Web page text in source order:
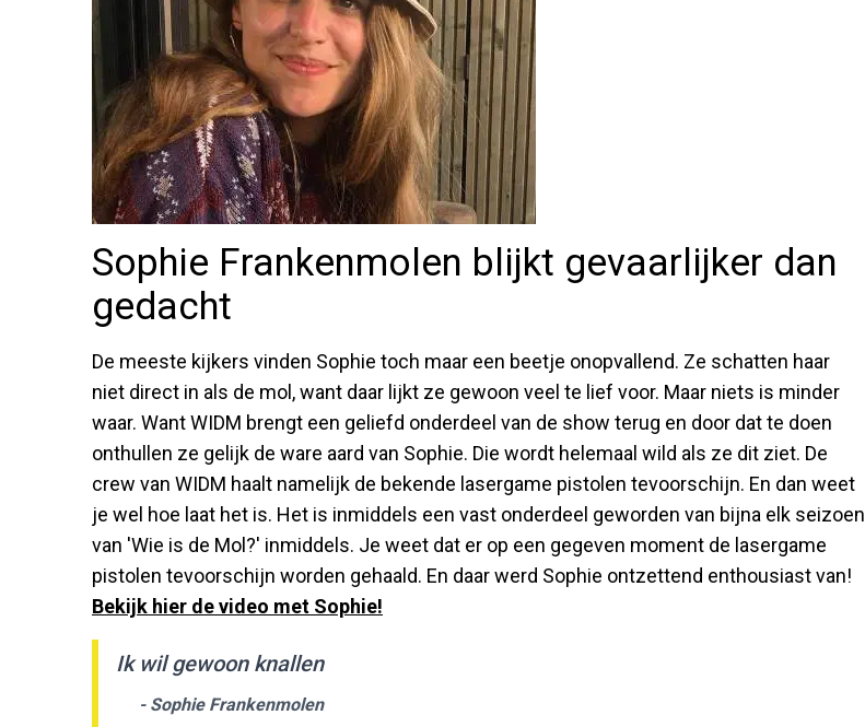
Sophie Frankenmolen blijkt gevaarlijker dan
gedacht
De meeste kijkers vinden Sophie toch maar een beetje onopvallend. Ze schatten haar
niet direct in als de mol, want daar lijkt ze gewoon veel te lief voor. Maar niets is minder
waar. Want WIDM brengt een geliefd onderdeel van de show terug en door dat te doen
onthullen ze gelijk de ware aard van Sophie. Die wordt helemaal wild als ze dit ziet. De
crew van WIDM haalt namelijk de bekende lasergame pistolen tevoorschijn. En dan weet
je wel hoe laat het is. Het is inmiddels een vast onderdeel geworden van bijna elk seizoen
van 'Wie is de Mol?' inmiddels. Je weet dat er op een gegeven moment de lasergame
pistolen tevoorschijn worden gehaald. En daar werd Sophie ontzettend enthousiast van!
Bekijk hier de video met Sophie!
Ik wil gewoon knallen
- Sophie Frankenmolen